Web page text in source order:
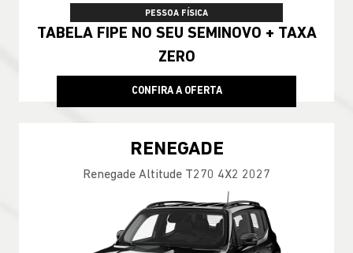
PESSOA FÍSICA
TABELA FIPE NO SEU SEMINOVO + TAXA
ZERO
CONFIRA A OFERTA
RENEGADE
Renegade Altitude T270 4X2 2027